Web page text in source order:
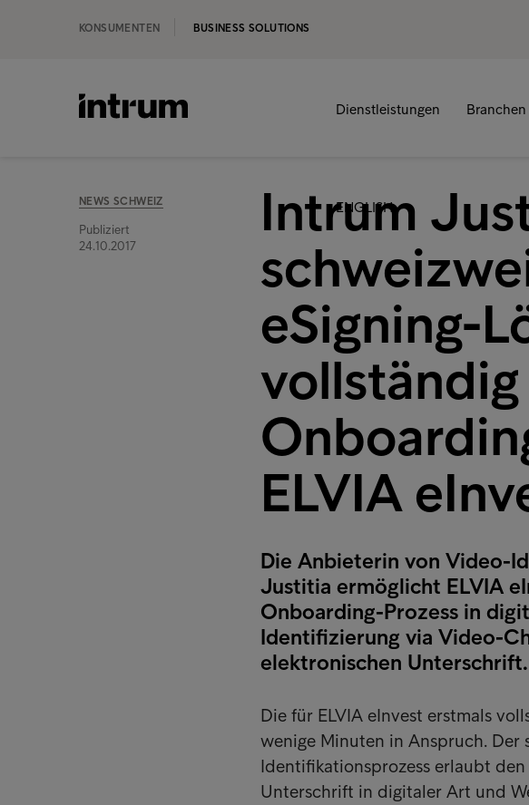
KONSUMENTEN BUSINESS SOLUTIONS
Dienstleistungen Branchen
ENGLISH
NEWS SCHWEIZ
Publiziert
24.10.2017
Intrum
eSigning-
ELVIA
Die Anbieterin von Video-
Justitia ermöglicht ELVIA
Onboarding-Prozess in
Identifizierung via Video-
elektronischen Unterschrift.
Die für ELVIA eInvest erstmals
wenige Minuten in Anspruch.
Identifikationsprozess erlaubt
Unterschrift in digitaler Art und